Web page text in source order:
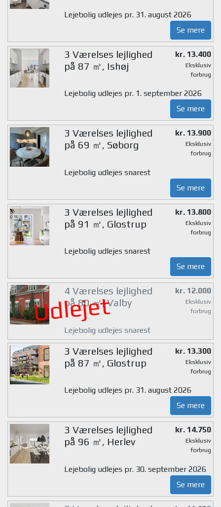
Lejebolig udlejes pr. 31. august 2026
Se mere
3 Værelses lejlighed
på 87 ㎡, Ishøj
kr. 13.400
Eksklusiv
forbrug
Lejebolig udlejes pr. 1. september 2026
Se mere
3 Værelses lejlighed
på 69 ㎡, Søborg
kr. 13.900
Eksklusiv
forbrug
Lejebolig udlejes snarest
Se mere
3 Værelses lejlighed
på 91 ㎡, Glostrup
kr. 13.800
Eksklusiv
forbrug
Lejebolig udlejes snarest
Se mere
Udlejet
4 Værelses lejlighed
på 80 ㎡, Valby
kr. 12.000
Eksklusiv
forbrug
Lejebolig udlejes snarest
3 Værelses lejlighed
på 87 ㎡, Glostrup
kr. 13.300
Eksklusiv
forbrug
Lejebolig udlejes pr. 31. august 2026
Se mere
3 Værelses lejlighed
på 96 ㎡, Herlev
kr. 14.750
Eksklusiv
forbrug
Lejebolig udlejes pr. 30. september 2026
Se mere